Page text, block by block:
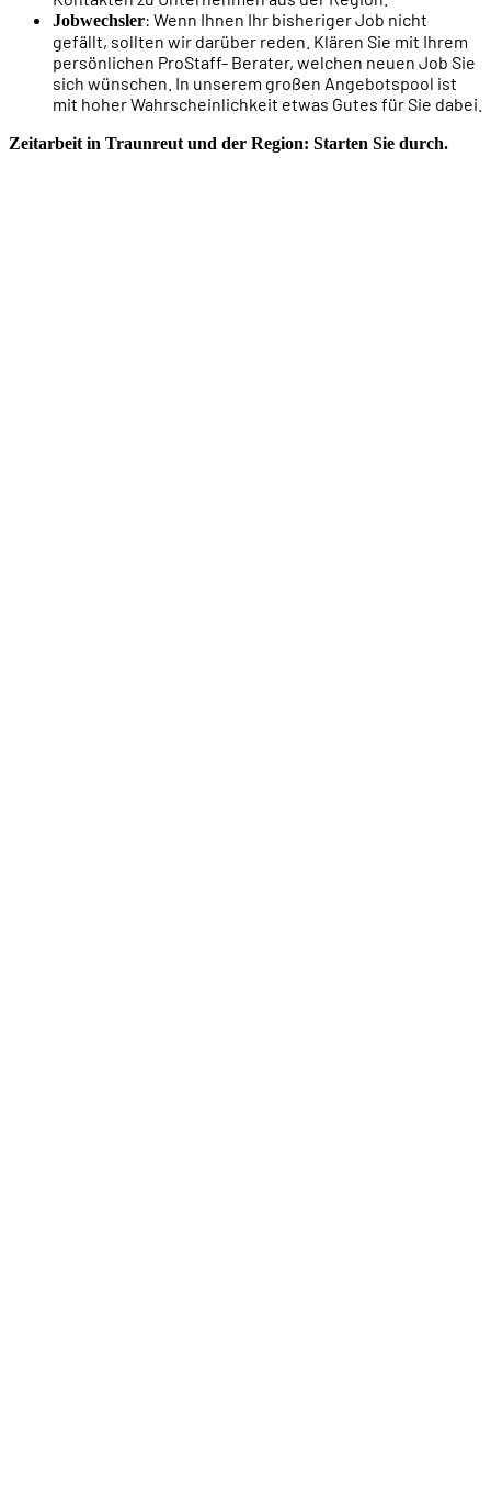
Jobwechsler: Wenn Ihnen Ihr bisheriger Job nicht
gefällt, sollten wir darüber reden. Klären Sie mit Ihrem
persönlichen ProStaff- Berater, welchen neuen Job Sie
sich wünschen. In unserem großen Angebotspool ist
mit hoher Wahrscheinlichkeit etwas Gutes für Sie dabei.
Zeitarbeit in Traunreut und der Region: Starten Sie durch.